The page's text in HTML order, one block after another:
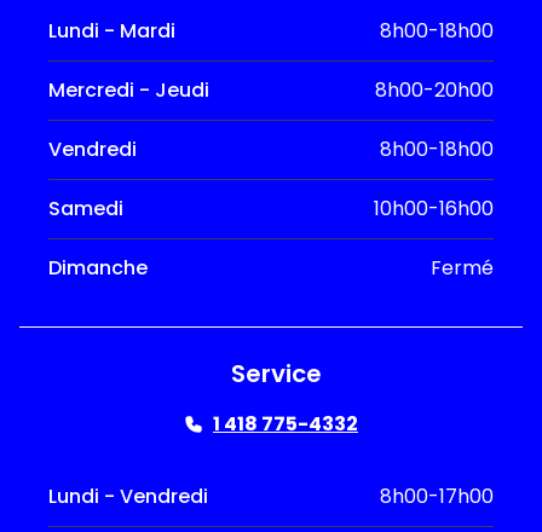
Lundi - Mardi 8h00-18h00
Mercredi - Jeudi 8h00-20h00
Vendredi 8h00-18h00
Samedi 10h00-16h00
Dimanche Fermé
Service
1 418 775-4332
Lundi - Vendredi 8h00-17h00